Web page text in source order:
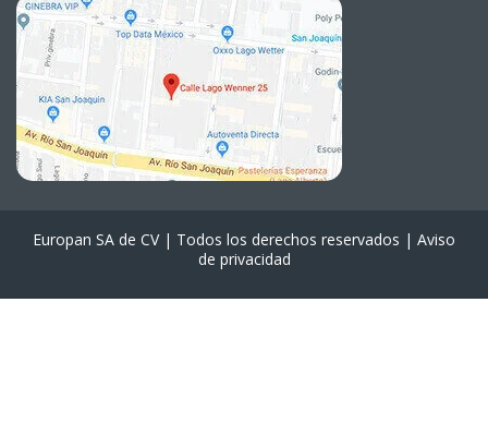
Europan SA de CV | Todos los derechos reservados | Aviso
de privacidad